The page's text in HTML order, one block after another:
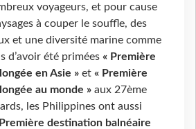
voyageurs, et pour cause
à couper le souffle, des
et une diversité marine comme
d’avoir été primées « Première
en Asie » et « Première
au monde » aux 27ème
les Philippines ont aussi
destination balnéaire